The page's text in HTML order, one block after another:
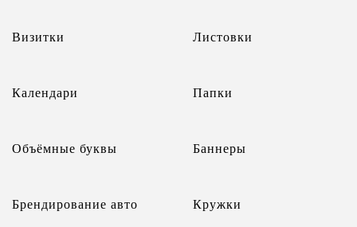
Визитки Листовки
Календари Папки
Объёмные буквы Баннеры
Брендирование авто Кружки